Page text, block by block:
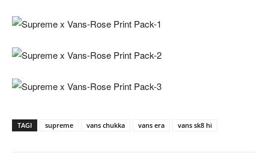
TAGI supreme vans chukka vans era vans sk8 hi